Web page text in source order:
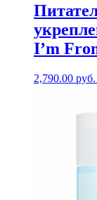
I’m
2,790.00 руб.